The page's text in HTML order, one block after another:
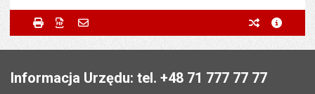
Metryczka
Odpowiedzialny za treść:
Monika Drobyszewska
Powiadom znajomego
Powiadom znajomego
Twoje imię i nazwisko
Twój adres e-mail Pole wymagane
Drukuj Zapisz do PDF poprzednie
Informacja Urzędu: tel. +48 71 777 77 77